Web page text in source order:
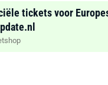
tickets voor